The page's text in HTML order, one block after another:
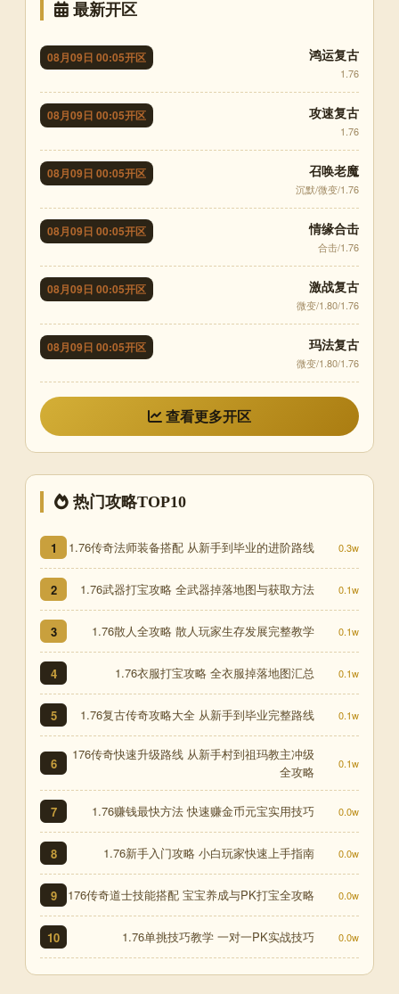
最新开区
08月09日 00:05开区 鸿运复古
1.76
08月09日 00:05开区 攻速复古
1.76
08月09日 00:05开区 召唤老魔
沉默/微变/1.76
08月09日 00:05开区 情缘合击
合击/1.76
08月09日 00:05开区 激战复古
微变/1.80/1.76
08月09日 00:05开区 玛法复古
微变/1.80/1.76
查看更多开区
热门攻略TOP10
1 1.76传奇法师装备搭配 从新手到毕业的进阶路线 0.3w
2 1.76武器打宝攻略 全武器掉落地图与获取方法 0.1w
3 1.76散人全攻略 散人玩家生存发展完整教学 0.1w
4 1.76衣服打宝攻略 全衣服掉落地图汇总 0.1w
5 1.76复古传奇攻略大全 从新手到毕业完整路线 0.1w
6
176传奇快速升级路线 从新手村到祖玛教主冲级
全攻略
0.1w
7 1.76赚钱最快方法 快速赚金币元宝实用技巧 0.0w
8 1.76新手入门攻略 小白玩家快速上手指南 0.0w
9 176传奇道士技能搭配 宝宝养成与PK打宝全攻略 0.0w
10 1.76单挑技巧教学 一对一PK实战技巧 0.0w